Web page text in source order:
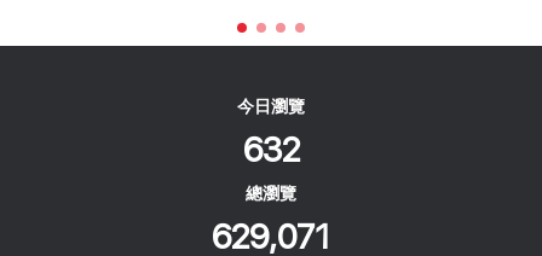
今日瀏覽
632
總瀏覽
629,071